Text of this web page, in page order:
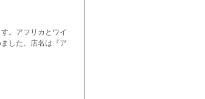
。アフリカとワイ
した。店名は『ア